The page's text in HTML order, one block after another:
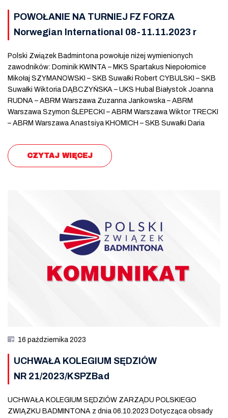
POWOŁANIE NA TURNIEJ FZ FORZA
Norwegian International 08-11.11.2023 r
Polski Związek Badmintona powołuje niżej wymienionych
zawodników: Dominik KWINTA – MKS Spartakus Niepołomice
Mikołaj SZYMANOWSKI – SKB Suwałki Robert CYBULSKI – SKB
Suwałki Wiktoria DĄBCZYŃSKA – UKS Hubal Białystok Joanna
RUDNA – ABRM Warszawa Zuzanna Jankowska – ABRM
Warszawa Szymon ŚLEPECKI – ABRM Warszawa Wiktor TRECKI
– ABRM Warszawa Anastsiya KHOMICH – SKB Suwałki Daria
CZYTAJ WIĘCEJ
16 października 2023
UCHWAŁA KOLEGIUM SĘDZIÓW
NR 21/2023/KSPZBad
UCHWAŁA KOLEGIUM SĘDZIÓW ZARZĄDU POLSKIEGO
ZWIĄZKU BADMINTONA z dnia 06.10.2023 Dotycząca obsady